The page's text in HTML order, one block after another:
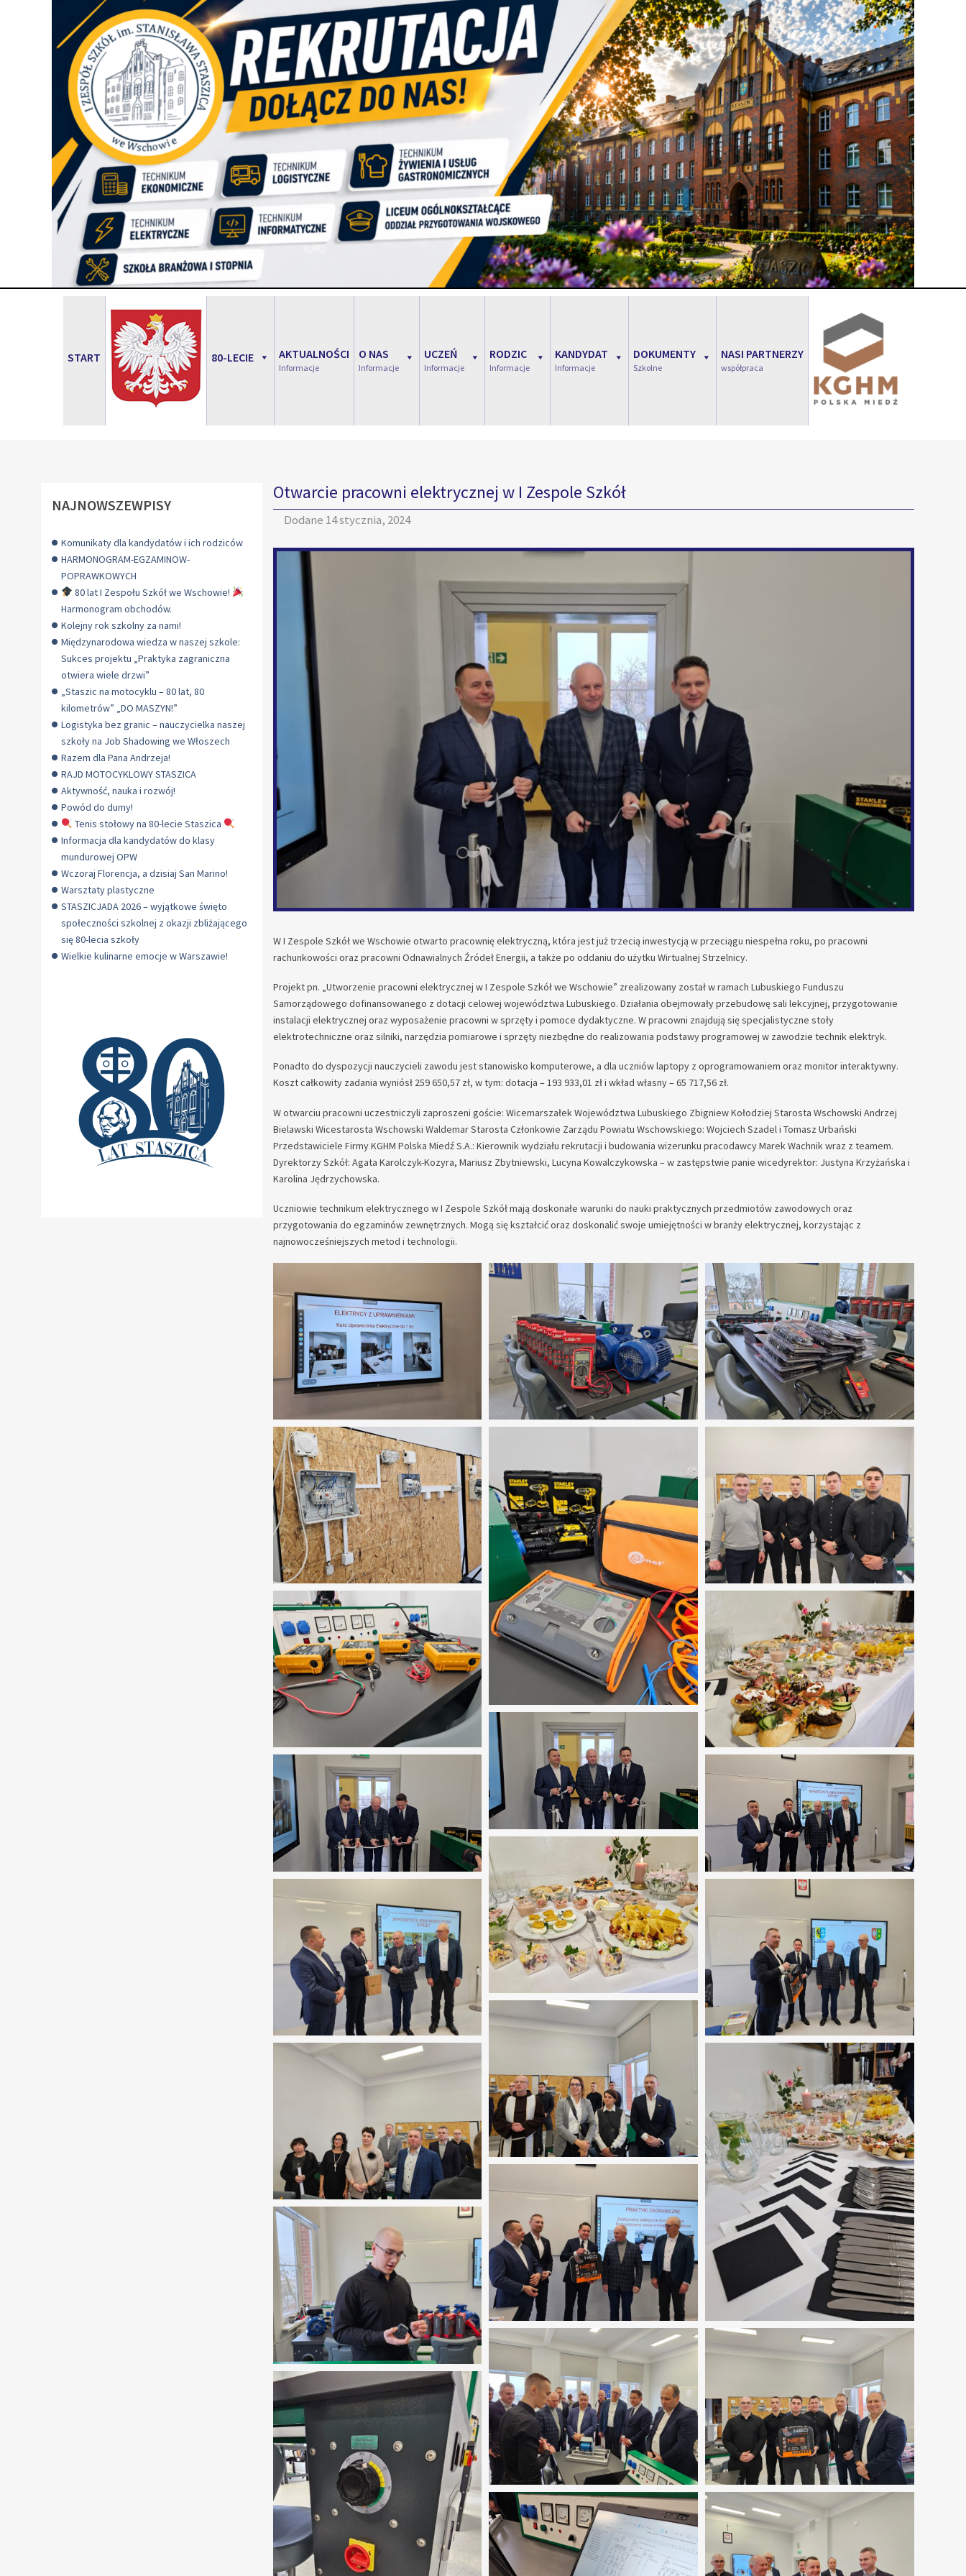
START 80-LECIE AKTUALNOŚCI
Informacje
O NAS
Informacje
UCZEŃ
Informacje
RODZIC
Informacje
KANDYDAT
Informacje
DOKUMENTY
Szkolne
NASI PARTNERZY
współpraca
Otwarcie pracowni elektrycznej w I Zespole Szkół
Dodane 14 stycznia, 2024
W I Zespole Szkół we Wschowie otwarto pracownię elektryczną, która jest już trzecią inwestycją w przeciągu niespełna roku, po pracowni
rachunkowości oraz pracowni Odnawialnych Źródeł Energii, a także po oddaniu do użytku Wirtualnej Strzelnicy.
Projekt pn. „Utworzenie pracowni elektrycznej w I Zespole Szkół we Wschowie” zrealizowany został w ramach Lubuskiego Funduszu
Samorządowego dofinansowanego z dotacji celowej województwa Lubuskiego. Działania obejmowały przebudowę sali lekcyjnej, przygotowanie
instalacji elektrycznej oraz wyposażenie pracowni w sprzęty i pomoce dydaktyczne. W pracowni znajdują się specjalistyczne stoły
elektrotechniczne oraz silniki, narzędzia pomiarowe i sprzęty niezbędne do realizowania podstawy programowej w zawodzie technik elektryk.
Ponadto do dyspozycji nauczycieli zawodu jest stanowisko komputerowe, a dla uczniów laptopy z oprogramowaniem oraz monitor interaktywny.
Koszt całkowity zadania wyniósł 259 650,57 zł, w tym: dotacja – 193 933,01 zł i wkład własny – 65 717,56 zł.
W otwarciu pracowni uczestniczyli zaproszeni goście: Wicemarszałek Województwa Lubuskiego Zbigniew Kołodziej Starosta Wschowski Andrzej
Bielawski Wicestarosta Wschowski Waldemar Starosta Członkowie Zarządu Powiatu Wschowskiego: Wojciech Szadel i Tomasz Urbański
Przedstawiciele Firmy KGHM Polska Miedź S.A.: Kierownik wydziału rekrutacji i budowania wizerunku pracodawcy Marek Wachnik wraz z teamem.
Dyrektorzy Szkół: Agata Karolczyk-Kozyra, Mariusz Zbytniewski, Lucyna Kowalczykowska – w zastępstwie panie wicedyrektor: Justyna Krzyżańska i
Karolina Jędrzychowska.
Uczniowie technikum elektrycznego w I Zespole Szkół mają doskonałe warunki do nauki praktycznych przedmiotów zawodowych oraz
przygotowania do egzaminów zewnętrznych. Mogą się kształcić oraz doskonalić swoje umiejętności w branży elektrycznej, korzystając z
najnowocześniejszych metod i technologii.
NAJNOWSZEWPISY
Komunikaty dla kandydatów i ich rodziców
HARMONOGRAM-EGZAMINOW-
POPRAWKOWYCH
80 lat I Zespołu Szkół we Wschowie!
Harmonogram obchodów.
Kolejny rok szkolny za nami!
Międzynarodowa wiedza w naszej szkole:
Sukces projektu „Praktyka zagraniczna
otwiera wiele drzwi”
„Staszic na motocyklu – 80 lat, 80
kilometrów” „DO MASZYN!”
Logistyka bez granic – nauczycielka naszej
szkoły na Job Shadowing we Włoszech
Razem dla Pana Andrzeja!
RAJD MOTOCYKLOWY STASZICA
Aktywność, nauka i rozwój!
Powód do dumy!
Tenis stołowy na 80-lecie Staszica
Informacja dla kandydatów do klasy
mundurowej OPW
Wczoraj Florencja, a dzisiaj San Marino!
Warsztaty plastyczne
STASZICJADA 2026 – wyjątkowe święto
społeczności szkolnej z okazji zbliżającego
się 80-lecia szkoły
Wielkie kulinarne emocje w Warszawie!